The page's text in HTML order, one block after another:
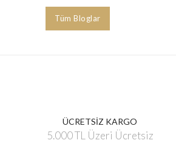
Tüm Bloglar
ÜCRETSİZ KARGO
5.000 TL Üzeri Ücretsiz